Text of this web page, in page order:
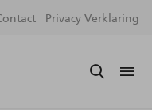
Privacy Verklaring